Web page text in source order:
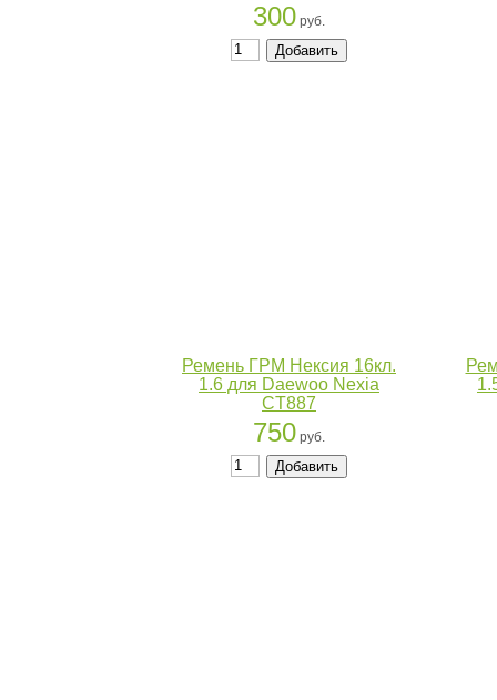
300 руб.
Ремень ГРМ Нексия 16кл.
1.6 для Daewoo Nexia
CT887
750 руб.